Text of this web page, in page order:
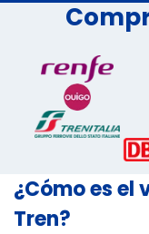
¿Cómo es el
Tren?